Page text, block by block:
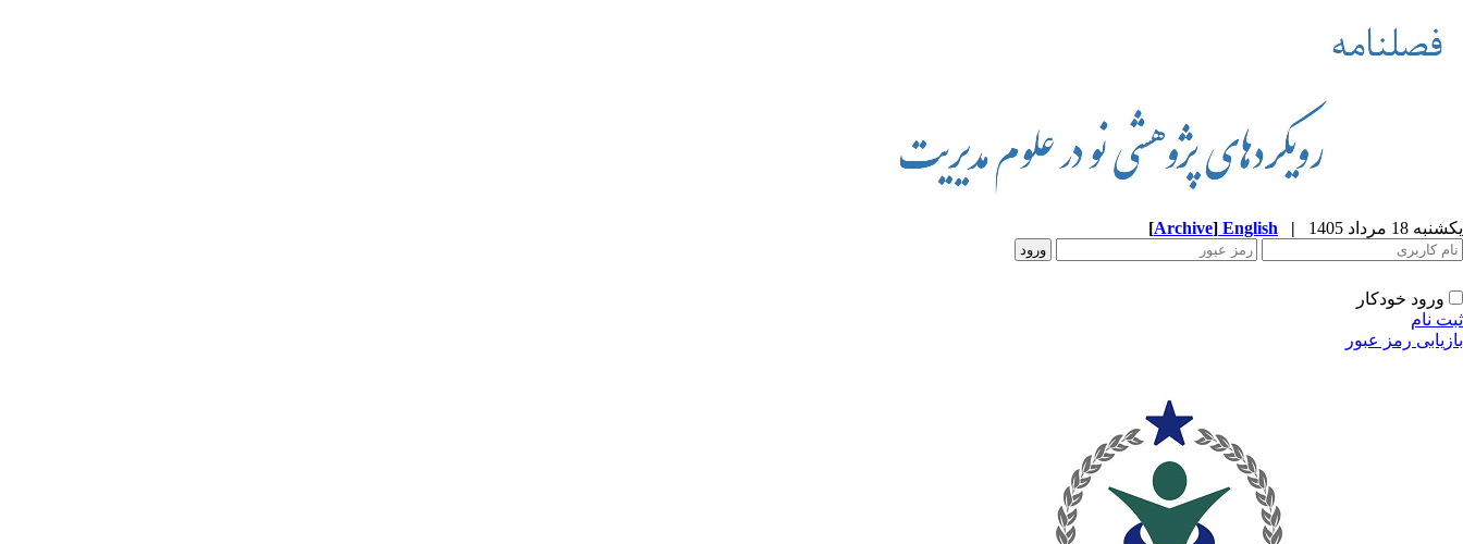
یکشنبه 18 مرداد 1405 |
English
[Archive]
ورود خودکار
ثبت نام
بازیابی رمز عبور